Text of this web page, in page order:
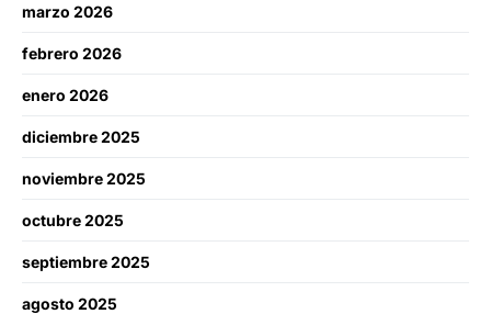
marzo 2026
febrero 2026
enero 2026
diciembre 2025
noviembre 2025
octubre 2025
septiembre 2025
agosto 2025